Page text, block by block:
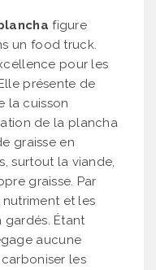
figure
un food truck.
pour les
présente de
la cuisson
de la plancha
graisse en
surtout la viande,
graisse. Par
et les
gardés. Étant
aucune
les